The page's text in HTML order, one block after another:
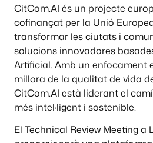
CitCom.AI és un projecte
cofinançat per la Unió
transformar les ciutats i
solucions innovadores
Artificial. Amb un enfocament
millora de la qualitat de vida
CitCom.AI està liderant el
més intel·ligent i sostenible.
El Technical Review Meeting a